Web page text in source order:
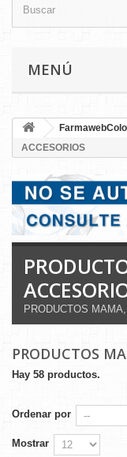
MENÚ
ACCESORIOS
PRODUCTOS
PRODUCTOS
Hay 58 productos.
Ordenar por
Mostrar